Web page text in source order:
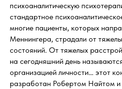
психоаналитическую
стандартное
многие пациенты, которых
Меннингера, страдали от
состояний. От тяжелых
на сегодняшний день
организацией личности… этот
разработан Робертом Найтом и